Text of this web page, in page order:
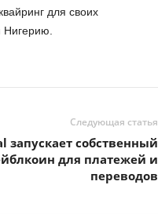
для своих
Следующая статья
запускает собственный
для платежей и
переводов